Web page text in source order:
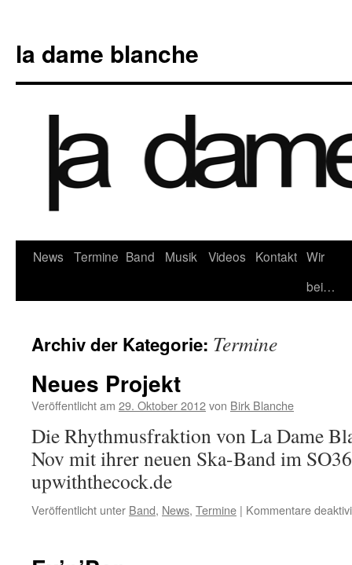
springen
la dame blanche
News Termine Band Musik Videos Kontakt Wir
bei…
Archiv der Kategorie: Termine
Neues Projekt
Veröffentlicht am 29. Oktober 2012von Birk Blanche
Die Rhythmusfraktion von La Dame
Nov mit ihrer neuen Ska-Band im
upwiththecock.de
Veröffentlicht unter Band, News, Termine | Kommentare